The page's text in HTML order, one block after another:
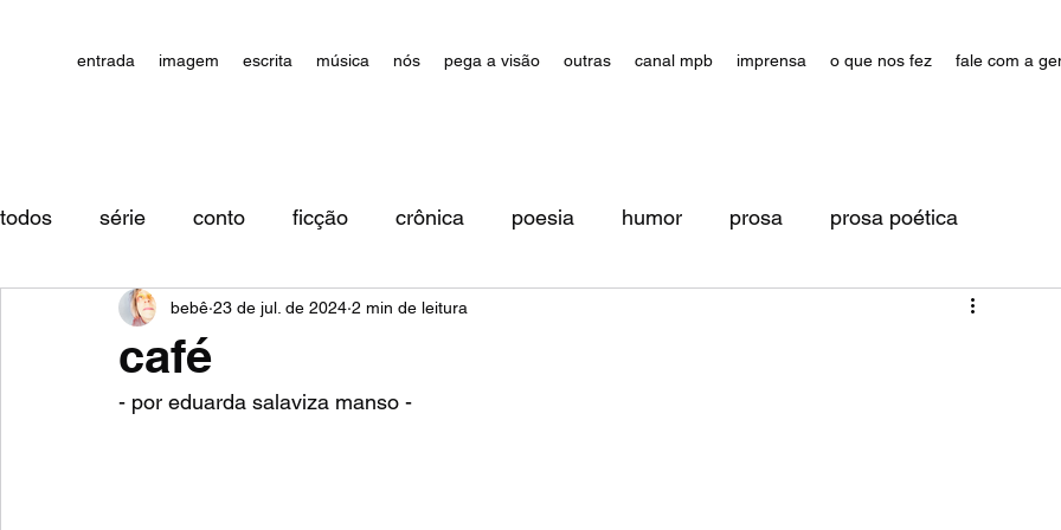
entrada imagem escrita música nós pega a visão outras canal mpb imprensa o que nos fez fale com a
todos série conto ficção crônica poesia humor prosa prosa poética
impressões/comentários
café
bebê 23 de jul. de 2024 2 min de leitura
- por eduarda salaviza manso -